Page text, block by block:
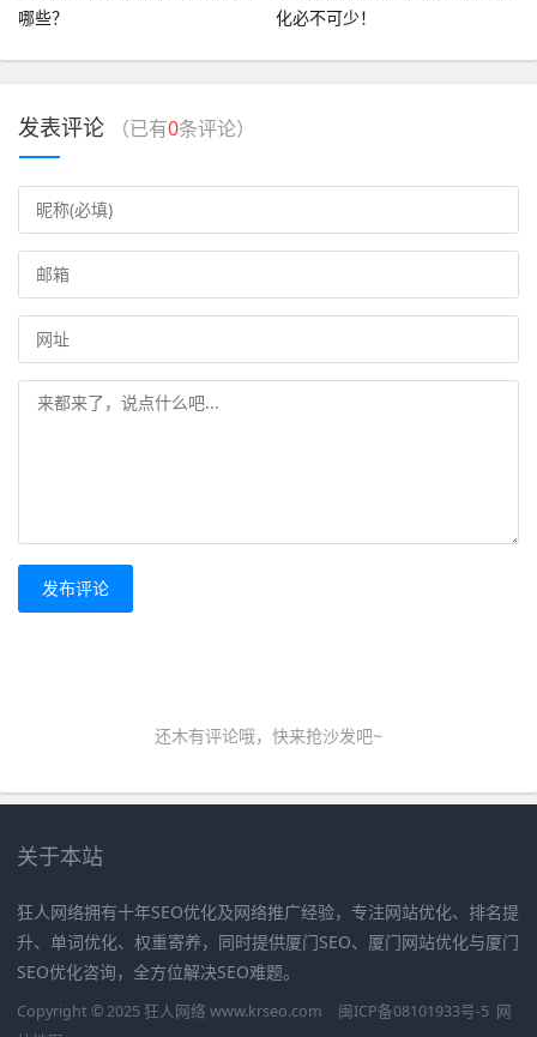
哪些？
化必不可少！
发表评论 （已有0条评论）
发布评论
还木有评论哦，快来抢沙发吧~
关于本站
狂人网络拥有十年SEO优化及网络推广经验，专注网站优化、排名提
升、单词优化、权重寄养，同时提供厦门SEO、厦门网站优化与厦门
SEO优化咨询，全方位解决SEO难题。
Copyright © 2025 狂人网络 www.krseo.com 闽ICP备08101933号-5 网